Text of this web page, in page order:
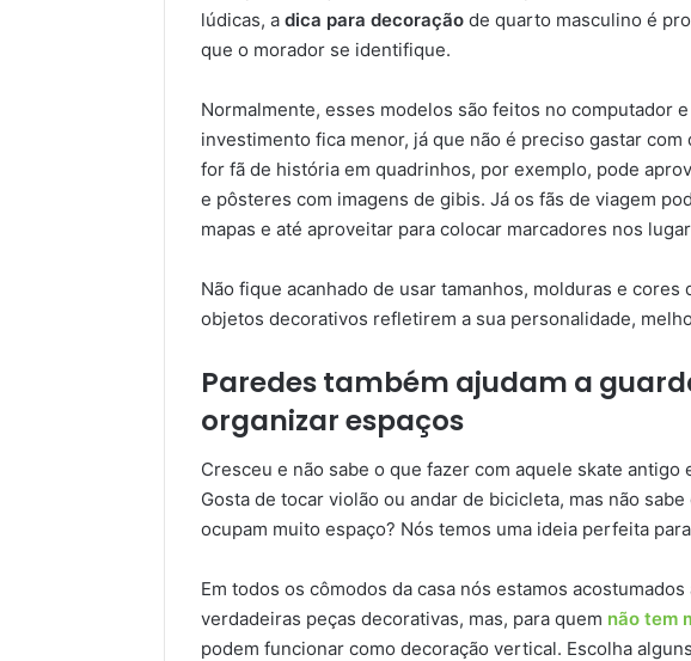
lúdicas, a dica para decoração de quarto masculino é
que o morador se identifique.
Normalmente, esses modelos são feitos no computador
investimento fica menor, já que não é preciso gastar com
for fã de história em quadrinhos, por exemplo, pode
e pôsteres com imagens de gibis. Já os fãs de viagem
mapas e até aproveitar para colocar marcadores nos
Não fique acanhado de usar tamanhos, molduras e cores
objetos decorativos refletirem a sua personalidade,
Paredes também ajudam a
organizar espaços
Cresceu e não sabe o que fazer com aquele skate antigo
Gosta de tocar violão ou andar de bicicleta, mas não
ocupam muito espaço? Nós temos uma ideia perfeita
Em todos os cômodos da casa nós estamos
verdadeiras peças decorativas, mas, para quem não tem
podem funcionar como decoração vertical. Escolha